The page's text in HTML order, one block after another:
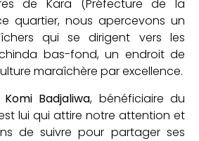
de Kara (Préfecture de la
quartier, nous apercevons un
qui se dirigent vers les
bas-fond, un endroit de
maraîchère par excellence.
Komi Badjaliwa, bénéficiaire du
lui qui attire notre attention et
de suivre pour partager ses